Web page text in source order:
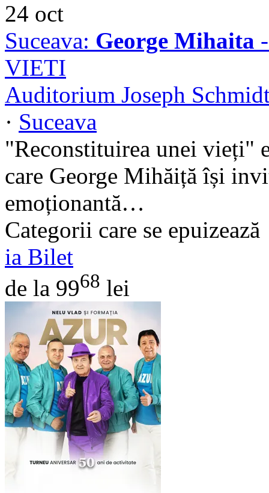
24 oct
Suceava: George Mihaita
VIETI
Auditorium Joseph
· Suceava
"Reconstituirea unei vieți"
care George Mihăiță își
emoționantă…
Categorii care se epuizează
ia Bilet
de la 9968 lei